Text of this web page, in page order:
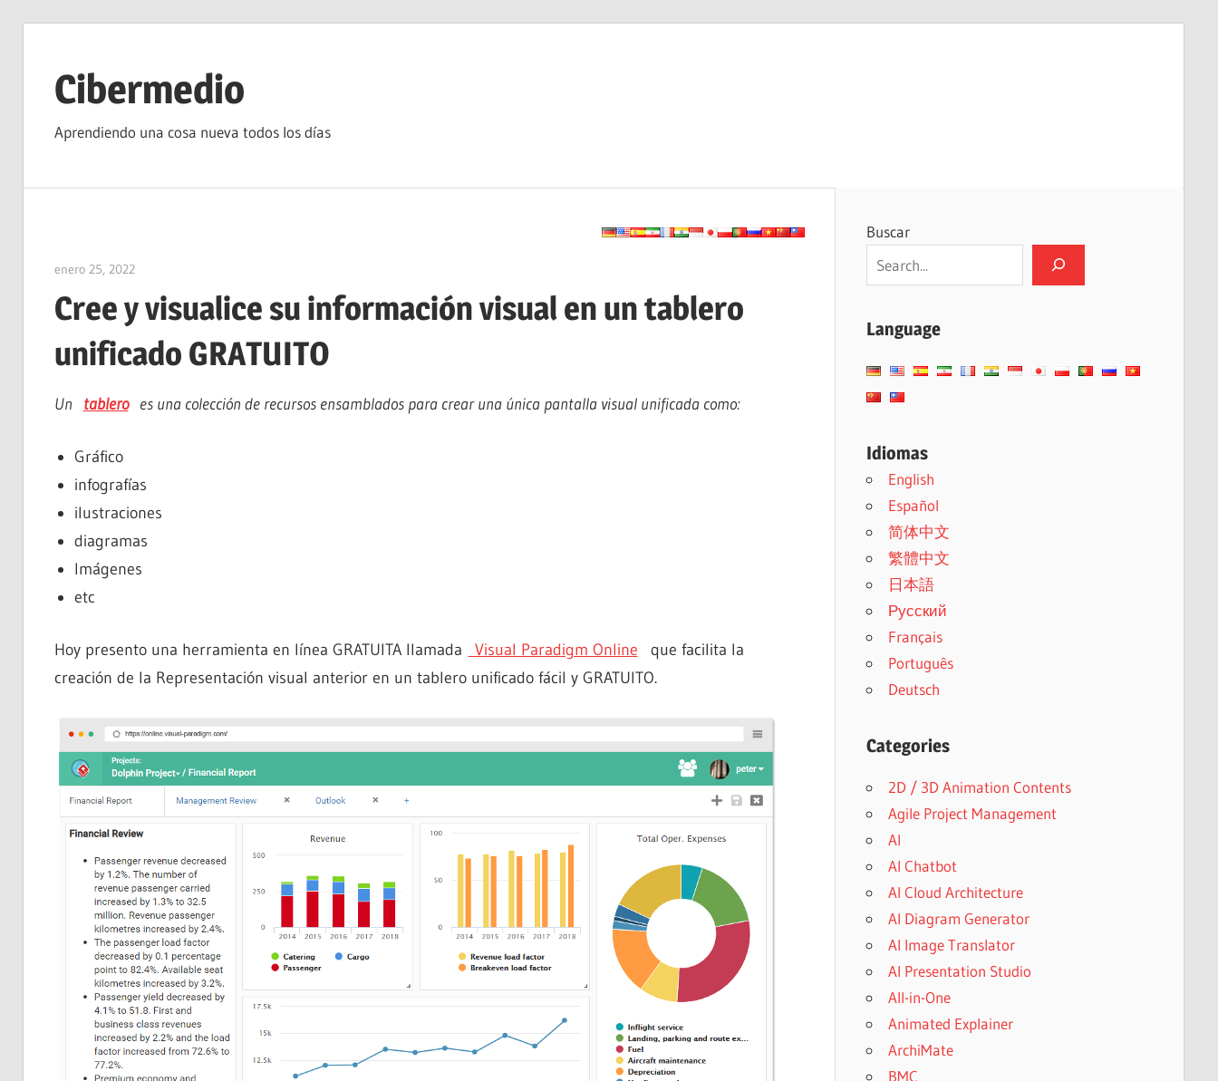
contenido
Cibermedio
Aprendiendo una cosa nueva todos los días
enero 25, 2022vpvera
Cree y visualice su información visual en un tablero
unificado GRATUITO
Un tableroes una colección de recursos ensamblados para crear una única pantalla visual unificada como:
Gráfico
infografías
ilustraciones
diagramas
Imágenes
etc
Hoy presento una herramienta en línea GRATUITA llamada Visual Paradigm Online que facilita la
creación de la Representación visual anterior en un tablero unificado fácil y GRATUITO.
Buscar
Language
Idiomas
English
Español
简体中文
繁體中文
日本語
Русский
Français
Português
Deutsch
Categories
2D / 3D Animation Contents
Agile Project Management
AI
AI Chatbot
AI Cloud Architecture
AI Diagram Generator
AI Image Translator
AI Presentation Studio
All-in-One
Animated Explainer
ArchiMate
BMC